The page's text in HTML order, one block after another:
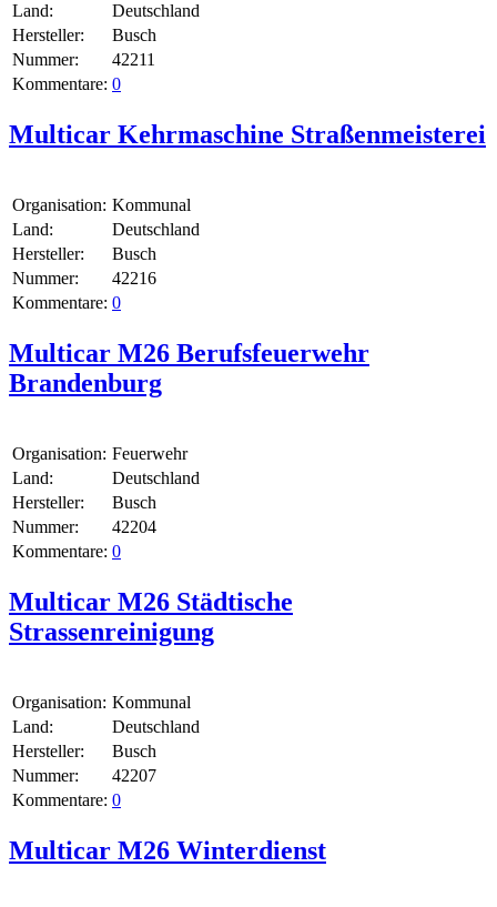
Land:
Deutschland
Hersteller:
Busch
Nummer:
42211
Kommentare: 0
Multicar Kehrmaschine Straßenmeisterei
Organisation: Kommunal
Land:
Deutschland
Hersteller:
Busch
Nummer:
42216
Kommentare: 0
Multicar M26 Berufsfeuerwehr
Brandenburg
Organisation: Feuerwehr
Land:
Deutschland
Hersteller:
Busch
Nummer:
42204
Kommentare: 0
Multicar M26 Städtische
Strassenreinigung
Organisation: Kommunal
Land:
Deutschland
Hersteller:
Busch
Nummer:
42207
Kommentare: 0
Multicar M26 Winterdienst